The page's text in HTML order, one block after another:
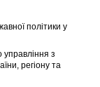
політики у
управління з
регіону та